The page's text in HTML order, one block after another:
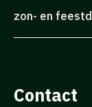
zon- en
Contact